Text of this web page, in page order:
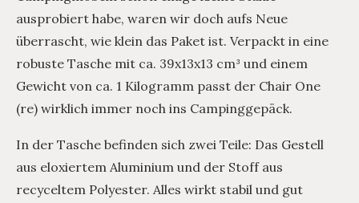
ausprobiert habe, waren wir doch aufs Neue
überrascht, wie klein das Paket ist. Verpackt in eine
robuste Tasche mit ca. 39x13x13 cm³ und einem
Gewicht von ca. 1 Kilogramm passt der Chair One
(re) wirklich immer noch ins Campinggepäck.
In der Tasche befinden sich zwei Teile: Das Gestell
aus eloxiertem Aluminium und der Stoff aus
recyceltem Polyester. Alles wirkt stabil und gut